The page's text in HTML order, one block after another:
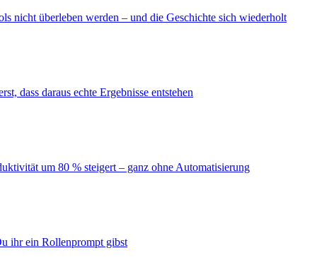
nicht überleben werden – und die Geschichte sich wiederholt
dass daraus echte Ergebnisse entstehen
um 80 % steigert – ganz ohne Automatisierung
ihr ein Rollenprompt gibst